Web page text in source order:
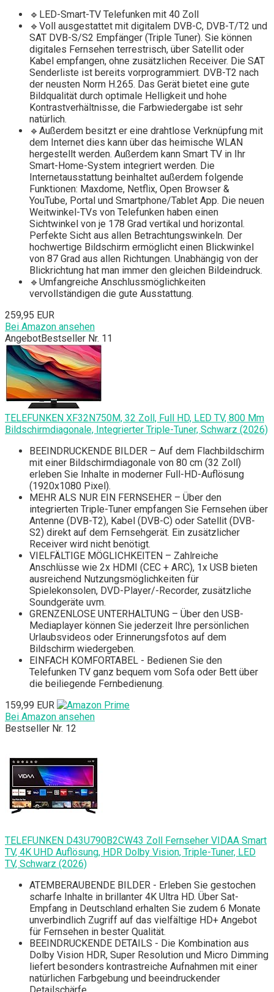
🔹LED-Smart-TV Telefunken mit 40 Zoll
🔹Voll ausgestattet mit digitalem DVB-C, DVB-T/T2 und
SAT DVB-S/S2 Empfänger (Triple Tuner). Sie können
digitales Fernsehen terrestrisch, über Satellit oder
Kabel empfangen, ohne zusätzlichen Receiver. Die SAT
Senderliste ist bereits vorprogrammiert. DVB-T2 nach
der neusten Norm H.265. Das Gerät bietet eine gute
Bildqualität durch optimale Helligkeit und hohe
Kontrastverhältnisse, die Farbwiedergabe ist sehr
natürlich.
🔹Außerdem besitzt er eine drahtlose Verknüpfung mit
dem Internet dies kann über das heimische WLAN
hergestellt werden. Außerdem kann Smart TV in Ihr
Smart-Home-System integriert werden. Die
Internetausstattung beinhaltet außerdem folgende
Funktionen: Maxdome, Netflix, Open Browser &
YouTube, Portal und Smartphone/Tablet App. Die neuen
Weitwinkel-TVs von Telefunken haben einen
Sichtwinkel von je 178 Grad vertikal und horizontal.
Perfekte Sicht aus allen Betrachtungswinkeln. Der
hochwertige Bildschirm ermöglicht einen Blickwinkel
von 87 Grad aus allen Richtungen. Unabhängig von der
Blickrichtung hat man immer den gleichen Bildeindruck.
🔹Umfangreiche Anschlussmöglichkeiten
vervollständigen die gute Ausstattung.
259,95 EUR
Bei Amazon ansehen
AngebotBestseller Nr. 11
TELEFUNKEN XF32N750M, 32 Zoll, Full HD, LED TV, 800 Mm
Bildschirmdiagonale, Integrierter Triple-Tuner, Schwarz (2026)
BEEINDRUCKENDE BILDER – Auf dem Flachbildschirm
mit einer Bildschirmdiagonale von 80 cm (32 Zoll)
erleben Sie Inhalte in moderner Full-HD-Auflösung
(1920x1080 Pixel).
MEHR ALS NUR EIN FERNSEHER – Über den
integrierten Triple-Tuner empfangen Sie Fernsehen über
Antenne (DVB-T2), Kabel (DVB-C) oder Satellit (DVB-
S2) direkt auf dem Fernsehgerät. Ein zusätzlicher
Receiver wird nicht benötigt.
VIELFÄLTIGE MÖGLICHKEITEN – Zahlreiche
Anschlüsse wie 2x HDMI (CEC + ARC), 1x USB bieten
ausreichend Nutzungsmöglichkeiten für
Spielekonsolen, DVD-Player/-Recorder, zusätzliche
Soundgeräte uvm.
GRENZENLOSE UNTERHALTUNG – Über den USB-
Mediaplayer können Sie jederzeit Ihre persönlichen
Urlaubsvideos oder Erinnerungsfotos auf dem
Bildschirm wiedergeben.
EINFACH KOMFORTABEL - Bedienen Sie den
Telefunken TV ganz bequem vom Sofa oder Bett über
die beiliegende Fernbedienung.
159,99 EUR
Bei Amazon ansehen
Bestseller Nr. 12
TELEFUNKEN D43U790B2CW43 Zoll Fernseher VIDAA Smart
TV, 4K UHD Auflösung, HDR Dolby Vision, Triple-Tuner, LED
TV, Schwarz (2026)
ATEMBERAUBENDE BILDER - Erleben Sie gestochen
scharfe Inhalte in brillanter 4K Ultra HD. Über Sat-
Empfang in Deutschland erhalten Sie zudem 6 Monate
unverbindlich Zugriff auf das vielfältige HD+ Angebot
für Fernsehen in bester Qualität.
BEEINDRUCKENDE DETAILS - Die Kombination aus
Dolby Vision HDR, Super Resolution und Micro Dimming
liefert besonders kontrastreiche Aufnahmen mit einer
natürlichen Farbgebung und beeindruckender